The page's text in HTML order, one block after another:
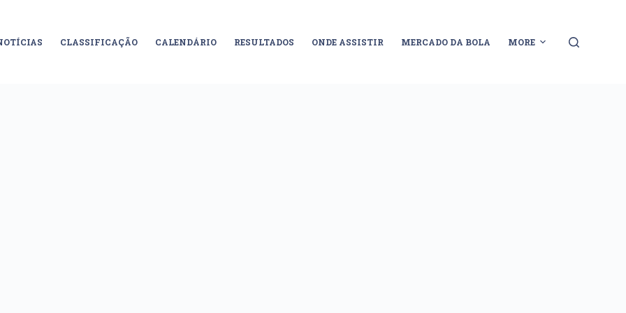
CLASSIFICAÇÃO CALENDÁRIO RESULTADOS ONDE ASSISTIR MERCADO DA BOLA MORE